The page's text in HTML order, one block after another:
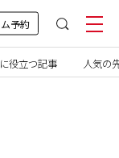
予約
役立つ記事 人気の